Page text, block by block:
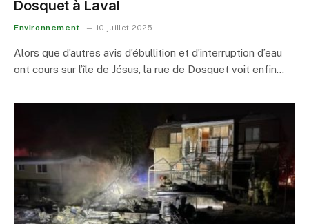
Dosquet à Laval
Environnement 10 juillet 2025
Alors que d’autres avis d’ébullition et d’interruption d’eau
ont cours sur l’île de Jésus, la rue de Dosquet voit enfin…